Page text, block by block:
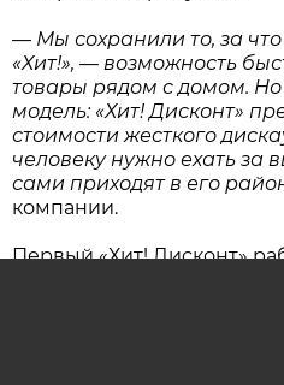
— Мы сохранили то, за
«Хит!», — возможность
товары рядом с домом.
модель: «Хит! Дисконт»
стоимости жесткого
человеку нужно ехать за
сами приходят в его
компании.
Первый «Хит! Дисконт»